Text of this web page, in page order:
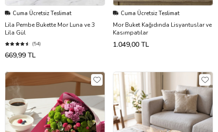
Cuma Ücretsiz Teslimat
Lila Pembe Bukette Mor Luna ve 3
Lila Gül
(54)
669,99 TL
Cuma Ücretsiz Teslimat
Mor Buket Kağıdında Lisyantuslar ve
Kasımpatılar
1.049,00 TL